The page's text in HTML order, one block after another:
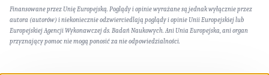
Text
(optional)
Finansowane przez Unię Europejską. Poglądy i opinie wyrażane są jednak wyłącznie przez
autora (autorów) i niekoniecznie odzwierciedlają poglądy i opinie Unii Europejskiej lub
Europejskiej Agencji Wykonawczej ds. Badań Naukowych. Ani Unia Europejska, ani organ
przyznający pomoc nie mogą ponosić za nie odpowiedzialności.